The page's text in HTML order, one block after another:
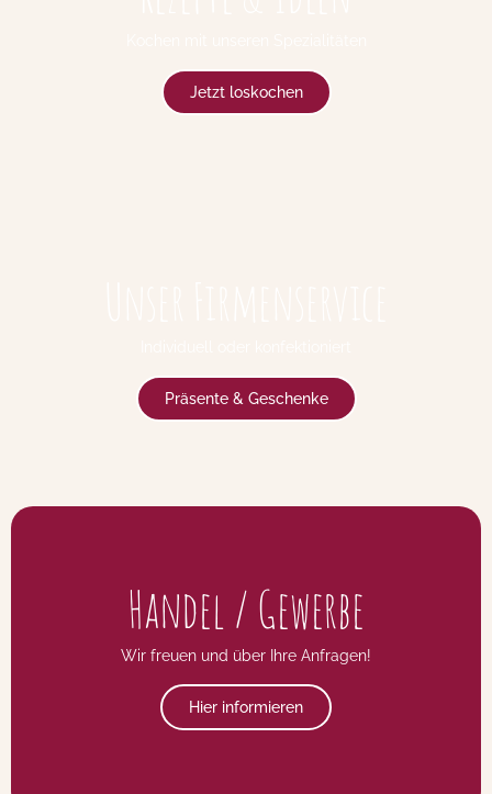
Jetzt loskochen
Präsente & Geschenke
Handel / Gewerbe
Wir freuen und über Ihre Anfragen!
Hier informieren